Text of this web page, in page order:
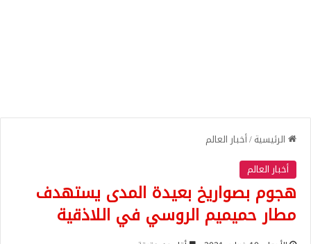
الرئيسية/أخبار العالم
أخبار العالم
هجوم بصواريخ بعيدة المدى يستهدف
مطار حميميم الروسي في اللاذقية